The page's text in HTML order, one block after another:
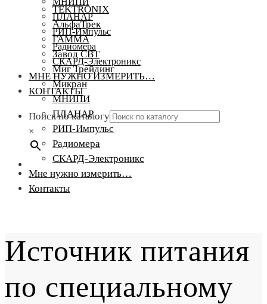
ПЛАНАР
РИП-Импульс
Радиомера
СКАРД-Электроникс
МНЕ НУЖНО ИЗМЕРИТЬ…
КОНТАКТЫ
Поиск по каталогу
×
TEKTRONIX
АльфаТрек
ГАММА
Завод СВТ
Миг Трейдинг
Микран
МНИПИ
ПЛАНАР
РИП-Импульс
Радиомера
СКАРД-Электроникс
Мне нужно измерить…
Контакты
Источник питания
по специальному